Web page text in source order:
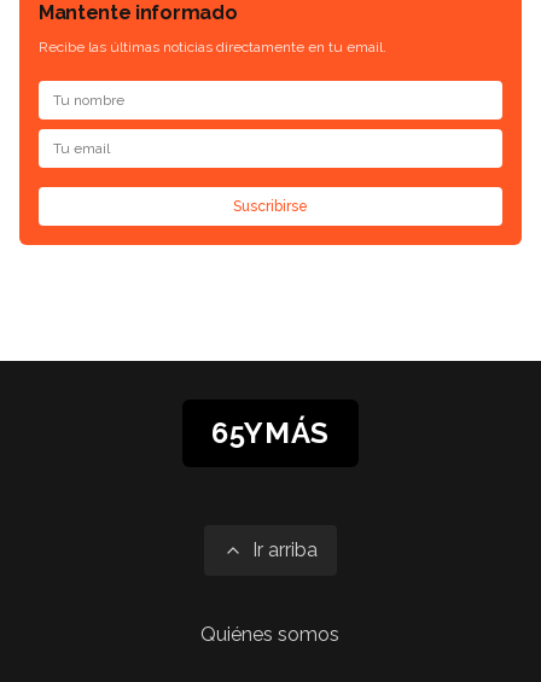
Mantente informado
Recibe las últimas noticias directamente en tu email.
Suscribirse
65YMÁS
Ir arriba
Quiénes somos